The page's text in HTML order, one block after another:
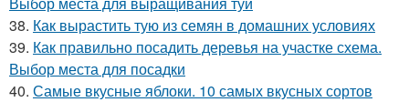
38. Как вырастить тую из семян в домашних условиях
39. Как правильно посадить деревья на участке схема.
Выбор места для посадки
40. Самые вкусные яблоки. 10 самых вкусных сортов